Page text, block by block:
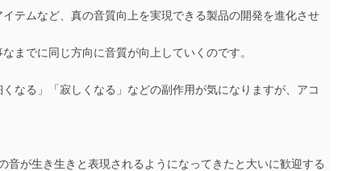
テムなど、真の音質向上を実現できる製品の開発を進化させ
までに同じ方向に音質が向上していくのです。
なる」「寂しくなる」などの副作用が気になりますが、アコ
音が生き生きと表現されるようになってきたと大いに歓迎する